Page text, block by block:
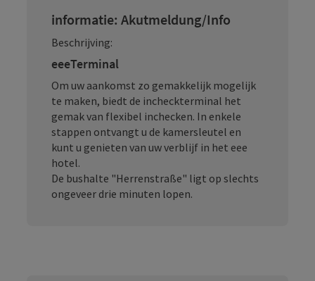
informatie: Akutmeldung/Info
Beschrijving:
eeeTerminal
Om uw aankomst zo gemakkelijk mogelijk
te maken, biedt de incheckterminal het
gemak van flexibel inchecken. In enkele
stappen ontvangt u de kamersleutel en
kunt u genieten van uw verblijf in het eee
hotel.
De bushalte "Herrenstraße" ligt op slechts
ongeveer drie minuten lopen.